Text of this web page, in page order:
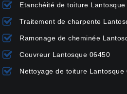
Etanchéité de toiture Lantosque
Traitement de charpente
Ramonage de cheminée
Couvreur Lantosque 06450
Nettoyage de toiture Lantosque